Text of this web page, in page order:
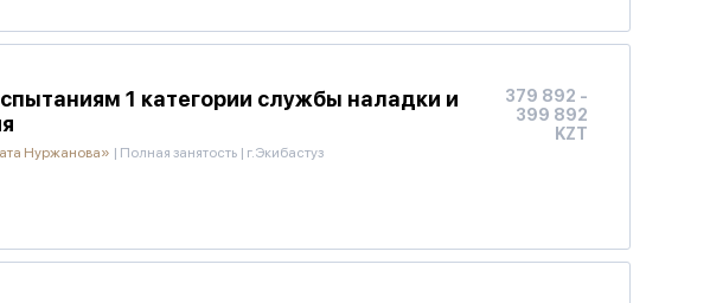
1 категории службы наладки и
Нуржанова» | Полная занятость | г.Экибастуз
379 892 -
399 892
KZT